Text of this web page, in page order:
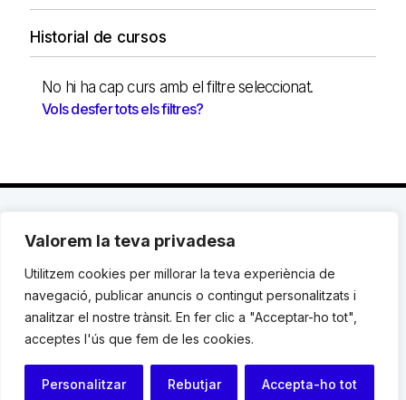
Valorem la teva privadesa
Utilitzem cookies per millorar la teva experiència de
navegació, publicar anuncis o contingut personalitzats i
analitzar el nostre trànsit. En fer clic a "Acceptar-ho tot",
acceptes l'ús que fem de les cookies.
Personalitzar Rebutjar Accepta-ho tot
Historial de cursos
No hi ha cap curs amb el filtre seleccionat.
Vols desfer tots els filtres?
C. Avinyó 44, 2n | 08002 Barcelona |
119 03 72|institut@idhc.org
© Institut de Drets Humans de Catalunya.
Avis legal|Cookies|Contacte